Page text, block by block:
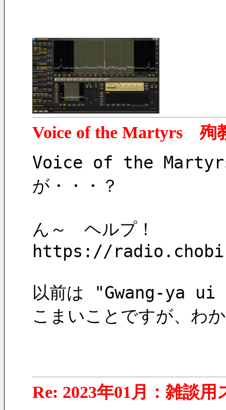
Voice of the Martyrs 殉
Voice of the Martyrs
が・・・？
ん～　ヘルプ！
https://
以前は "Gwang-ya ui
こまいことですが、わ
Re: 2023年01月：雑談用